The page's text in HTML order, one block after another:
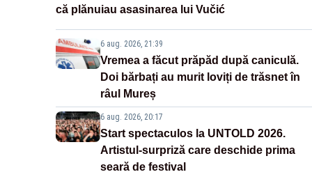
că plănuiau asasinarea lui Vučić
6 aug. 2026, 21:39
Vremea a făcut prăpăd după caniculă.
Doi bărbați au murit loviți de trăsnet în
râul Mureș
6 aug. 2026, 20:17
Start spectaculos la UNTOLD 2026.
Artistul-surpriză care deschide prima
seară de festival